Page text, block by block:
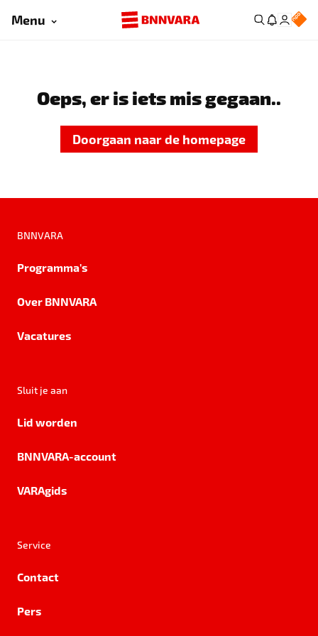
Menu
Oeps, er is iets mis gegaan..
Doorgaan naar de homepage
BNNVARA
Programma's
Over BNNVARA
Vacatures
Sluit je aan
Lid worden
BNNVARA-account
VARAgids
Service
Contact
Pers